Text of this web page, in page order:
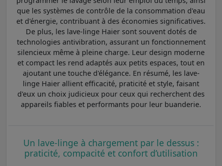
que les systèmes de contrôle de la consommation d'eau
et d'énergie, contribuant à des économies significatives.
De plus, les lave-linge Haier sont souvent dotés de
technologies antivibration, assurant un fonctionnement
silencieux même à pleine charge. Leur design moderne
et compact les rend adaptés aux petits espaces, tout en
ajoutant une touche d'élégance. En résumé, les lave-
linge Haier allient efficacité, praticité et style, faisant
d'eux un choix judicieux pour ceux qui recherchent des
appareils fiables et performants pour leur buanderie.
Un lave-linge à chargement par le dessus :
praticité, compacité et confort d’utilisation